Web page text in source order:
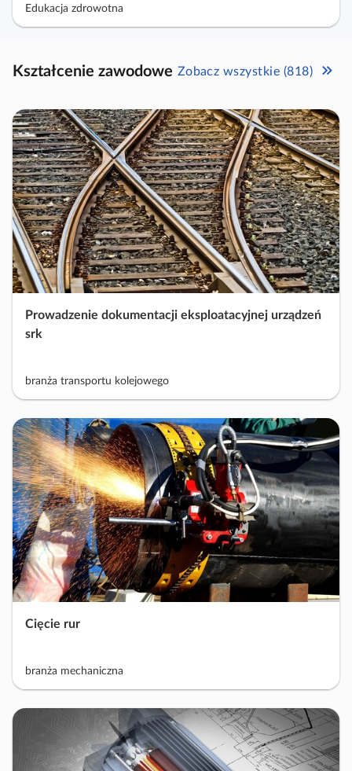
Edukacja zdrowotna
Kształcenie zawodowe Zobacz wszystkie (818)
Prowadzenie dokumentacji eksploatacyjnej urządzeń
srk
branża transportu kolejowego
Cięcie rur
branża mechaniczna